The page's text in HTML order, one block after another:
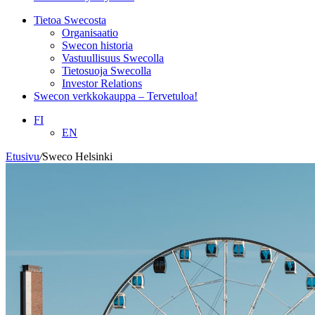
Tietoa Swecosta
Organisaatio
Swecon historia
Vastuullisuus Swecolla
Tietosuoja Swecolla
Investor Relations
Swecon verkkokauppa – Tervetuloa!
FI
EN
Etusivu/Sweco Helsinki